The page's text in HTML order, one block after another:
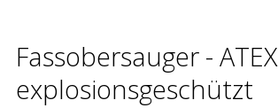
Fassobersauger - ATEX
explosionsgeschützt